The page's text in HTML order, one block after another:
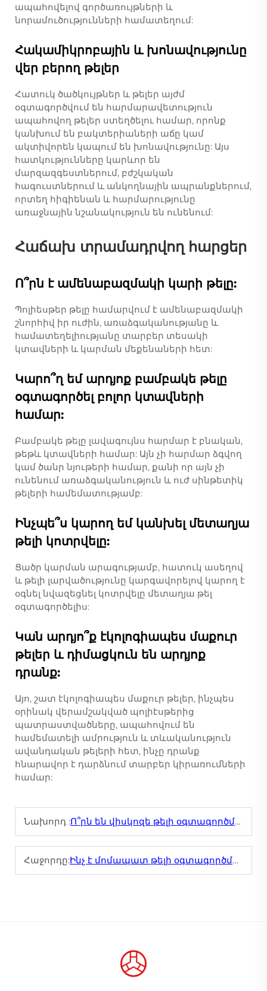
ապահովելով գործառույթների և
նորամուծությունների համատեղում:
Հակամիկրոբային և խոնավությունը
վեր բերող թելեր
Հատուկ ծածկույթներ և թելեր այժմ
օգտագործվում են հարմարավետություն
ապահովող թելեր ստեղծելու համար, որոնք
կանխում են բակտերիաների աճը կամ
ակտիվորեն կապում են խոնավությունը: Այս
հատկությունները կարևոր են
մարզազգեստներում, բժշկական
հագուստներում և անկողնային ապրանքներում,
որտեղ հիգիենան և հարմարությունը
առաջնային նշանակություն են ունենում:
Հաճախ տրամադրվող հարցեր
Ո՞րն է ամենաբազմակի կարի թելը:
Պոլիեսթեր թելը համարվում է ամենաբազմակի
շնորհիվ իր ուժին, առաձգականությանը և
համատեղելիությանը տարբեր տեսակի
կտավների և կարման մեքենաների հետ:
Կարո՞ղ եմ արդյոք բամբակե թելը
օգտագործել բոլոր կտավների
համար:
Բամբակե թելը լավագույնս հարմար է բնական,
թեթև կտավների համար: Այն չի հարմար ձգվող
կամ ծանր նյութերի համար, քանի որ այն չի
ունենում առաձգականություն և ուժ սինթետիկ
թելերի համեմատությամբ:
Ինչպե՞ս կարող եմ կանխել մետաղյա
թելի կոտրվելը:
Ցածր կարման արագությամբ, հատուկ ասեղով
և թելի լարվածությունը կարգավորելով կարող է
օգնել նվազեցնել կոտրվելը մետաղյա թել
օգտագործելիս:
Կան արդյո՞ք էկոլոգիապես մաքուր
թելեր և դիմացկուն են արդյոք
դրանք:
Այո, շատ էկոլոգիապես մաքուր թելեր, ինչպես
օրինակ վերամշակված պոլիէսթերից
պատրաստվածները, ապահովում են
համեմատելի ամրություն և տևականություն
ավանդական թելերի հետ, ինչը դրանք
հնարավոր է դարձնում տարբեր կիրառումների
համար:
Նախորդ :Ո՞րն են վիսկոզե թելի օգտագործման առավելությունները
Հաջորդը:Ինչ է մոմապատ թելի օգտագործման առավելությունները